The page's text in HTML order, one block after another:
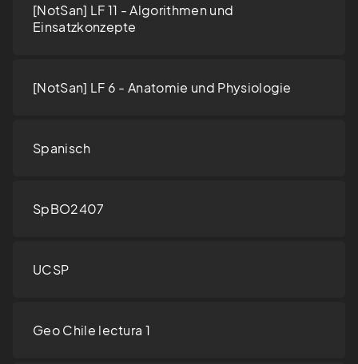
[NotSan] LF 11 - Algorithmen und
Einsatzkonzepte
[NotSan] LF 6 - Anatomie und Physiologie
Spanisch
SpBO2407
UCSP
Geo Chile lectura 1